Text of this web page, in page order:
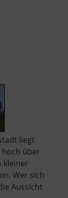
liegt
hoch über
kleiner
Wer sich
Aussicht